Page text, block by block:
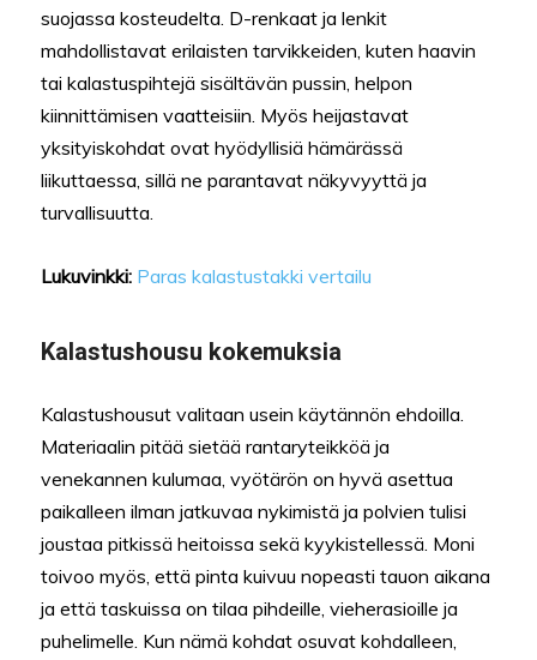
suojassa kosteudelta. D-renkaat ja lenkit
mahdollistavat erilaisten tarvikkeiden, kuten haavin
tai kalastuspihtejä sisältävän pussin, helpon
kiinnittämisen vaatteisiin. Myös heijastavat
yksityiskohdat ovat hyödyllisiä hämärässä
liikuttaessa, sillä ne parantavat näkyvyyttä ja
turvallisuutta.
Lukuvinkki: Paras kalastustakki vertailu
Kalastushousu kokemuksia
Kalastushousut valitaan usein käytännön ehdoilla.
Materiaalin pitää sietää rantaryteikköä ja
venekannen kulumaa, vyötärön on hyvä asettua
paikalleen ilman jatkuvaa nykimistä ja polvien tulisi
joustaa pitkissä heitoissa sekä kyykistellessä. Moni
toivoo myös, että pinta kuivuu nopeasti tauon aikana
ja että taskuissa on tilaa pihdeille, vieherasioille ja
puhelimelle. Kun nämä kohdat osuvat kohdalleen,